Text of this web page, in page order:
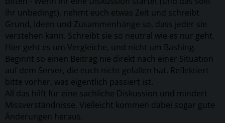
ihr unbedingt), nehmt euch etwas Zeit und schreibt
Grund, Ideen und Zusammenhänge so, dass jeder sie
verstehen kann. Schreibt sie so neutral wie es nur geht.
Hier geht es um Vergleiche, und nicht um Bashing.
Beginnt so einen Beitrag nie direkt nach einer Situation
auf dem Server, die euch nicht gefallen hat. Reflektiert
bitte vorher, was eigentlich passiert ist.
All das hilft für eine sachliche Diskussion und mindert
Missverständnisse. Vielleicht kommen dabei sogar gute
Änderungen heraus.